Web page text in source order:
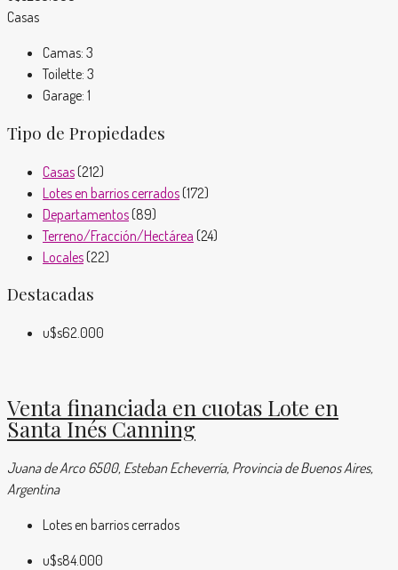
Casas
Camas: 3
Toilette: 3
Garage: 1
Tipo de Propiedades
Casas(212)
Lotes en barrios cerrados(172)
Departamentos(89)
Terreno/Fracción/Hectárea (24)
Locales(22)
Destacadas
u$s62.000
Venta financiada en cuotas Lote en
Santa Inés Canning
Juana de Arco 6500, Esteban Echeverría, Provincia de Buenos Aires,
Argentina
Lotes en barrios cerrados
u$s84.000